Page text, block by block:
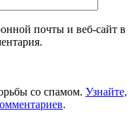
почты и веб-сайт в
со спамом. Узнайте,
.